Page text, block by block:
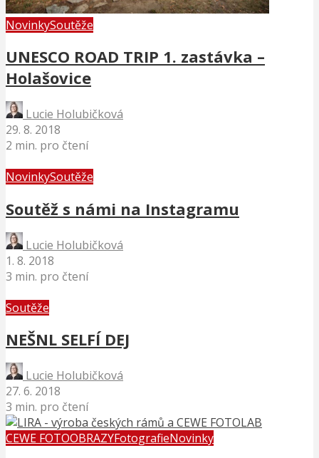
NovinkySoutěže
UNESCO ROAD TRIP 1. zastávka –
Holašovice
Lucie Holubičková
29. 8. 2018
2 min. pro čtení
NovinkySoutěže
Soutěž s námi na Instagramu
Lucie Holubičková
1. 8. 2018
3 min. pro čtení
Soutěže
NEŠNL SELFÍ DEJ
Lucie Holubičková
27. 6. 2018
3 min. pro čtení
CEWE FOTOOBRAZYFotografieNovinky